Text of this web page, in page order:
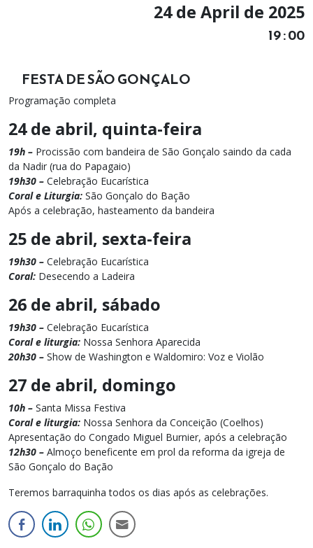
24 de April de 2025
19 : 00
FESTA DE SÃO GONÇALO
Programação completa
24 de abril, quinta-feira
19h – Procissão com bandeira de São Gonçalo saindo da cada
da Nadir (rua do Papagaio)
19h30 – Celebração Eucarística
Coral e Liturgia: São Gonçalo do Bação
Após a celebração, hasteamento da bandeira
25 de abril, sexta-feira
19h30 – Celebração Eucarística
Coral: Desecendo a Ladeira
26 de abril, sábado
19h30 – Celebração Eucarística
Coral e liturgia: Nossa Senhora Aparecida
20h30 – Show de Washington e Waldomiro: Voz e Violão
27 de abril, domingo
10h – Santa Missa Festiva
Coral e liturgia: Nossa Senhora da Conceição (Coelhos)
Apresentação do Congado Miguel Burnier, após a celebração
12h30 – Almoço beneficente em prol da reforma da igreja de
São Gonçalo do Bação
Teremos barraquinha todos os dias após as celebrações.